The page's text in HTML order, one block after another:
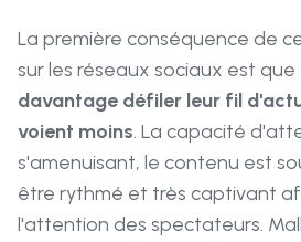
La première conséquence de
sur les réseaux sociaux est que
davantage défiler leur fil
voient moins. La capacité
s'amenuisant, le contenu est
être rythmé et très captivant
l'attention des spectateurs.